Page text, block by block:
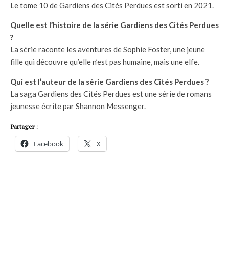
Le tome 10 de Gardiens des Cités Perdues est sorti en 2021.
Quelle est l’histoire de la série Gardiens des Cités Perdues
?
La série raconte les aventures de Sophie Foster, une jeune
fille qui découvre qu’elle n’est pas humaine, mais une elfe.
Qui est l’auteur de la série Gardiens des Cités Perdues ?
La saga Gardiens des Cités Perdues est une série de romans
jeunesse écrite par Shannon Messenger.
Partager :
Facebook X